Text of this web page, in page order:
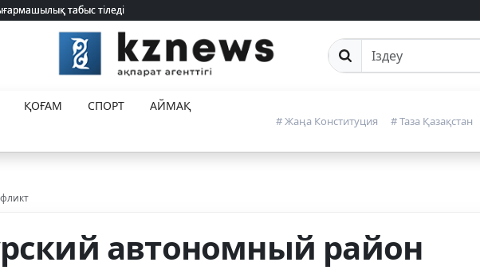
табыс тіледі
табыс тіледі
Сайттан іздеу
ҚОҒАМ СПОРТ
АЙМАҚ
# Жаңа Конституция # Таза Қазақстан
автономный район